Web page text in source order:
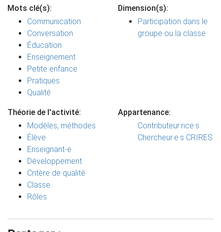
Mots clé(s):
Communication
Conversation
Éducation
Enseignement
Petite enfance
Pratiques
Qualité
Dimension(s):
Participation dans le
groupe ou la classe
Théorie de l'activité:
Modèles, méthodes
Élève
Enseignant-e
Développement
Critère de qualité
Classe
Rôles
Appartenance:
Contributeur·rice·s
Chercheur·e·s CRIRES